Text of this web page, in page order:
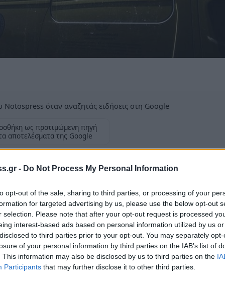
- Do Not Process My Personal Information
opt-out of the sale, sharing to third parties, or processing of your
for targeted advertising by us, please use the below opt-out
selection. Please note that after your opt-out request is processed
interest-based ads based on personal information utilized by us
to third parties prior to your opt-out. You may separately
of your personal information by third parties on the IAB’s list of
This information may also be disclosed by us to third parties on the
Participants that may further disclose it to other third parties.
όταν αναζητάς ειδήσεις στη Google
ως προτιμώμενη πηγή
αποτελέσματα της Google
τοπική κοινωνία.
στηΣκάλαΛακωνίας τη Δευτέρα 11
ο 50χρονος Π.Φ. βρέθηκε κρεμασμένος
πρόκειται για αυτοχειρία.